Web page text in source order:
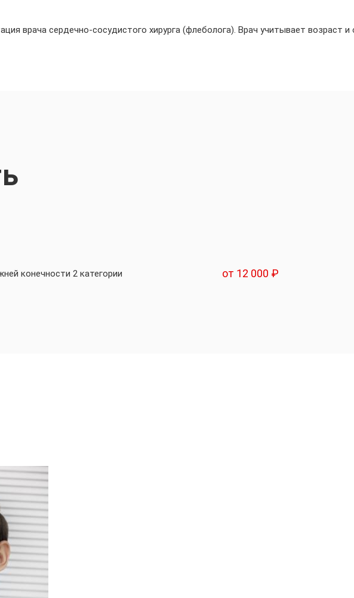
врача сердечно-сосудистого хирурга (флеболога). Врач учитывает возраст
конечности 2 категории от 12 000 ₽